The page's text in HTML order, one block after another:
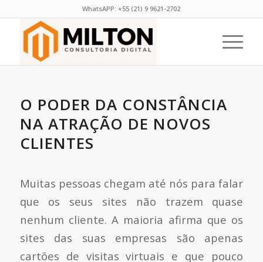
WhatsAPP:+55 (21) 9 9621-2702
O PODER DA CONSTÂNCIA
NA ATRAÇÃO DE NOVOS
CLIENTES
Muitas pessoas chegam até nós para falar
que os seus sites não trazem quase
nenhum cliente. A maioria afirma que os
sites das suas empresas são apenas
cartões de visitas virtuais e que pouco